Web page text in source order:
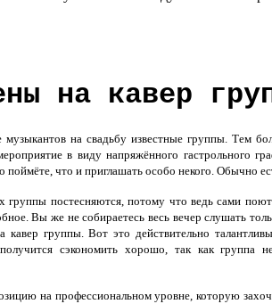
на кавер
на свадьбу известные группы. Тем
в виду напряжённого гастрольного
что и приглашать особо некого. Обычно
группы постесняются, потому что ведь сами
Вы же не собираетесь весь вечер слушать
кавер группы. Вот это действительно
сэкономить хорошо, так как группа
на профессиональном уровне, которую